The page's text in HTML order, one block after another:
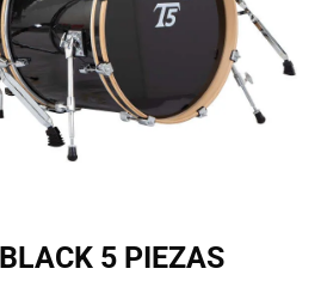
marcas del
mercado,
desde
guitarras, bajos
y baterías
También 5 PIEZAS